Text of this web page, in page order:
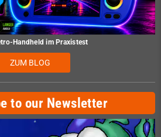
Handheld im Praxistest
ZUM BLOG
to our Newsletter